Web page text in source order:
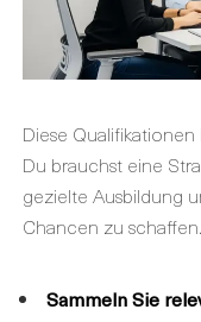
Diese
Du brauchst eine
gezielte Ausbildung
Chancen zu schaffen.
Sammeln Sie